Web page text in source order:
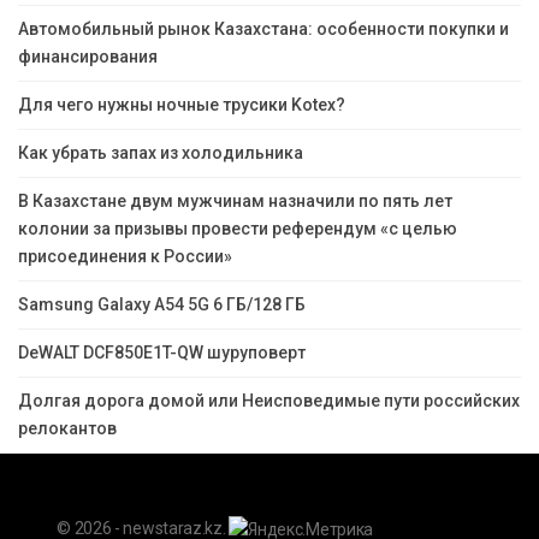
Автомобильный рынок Казахстана: особенности покупки и
финансирования
Для чего нужны ночные трусики Kotex?
Как убрать запах из холодильника
В Казахстане двум мужчинам назначили по пять лет
колонии за призывы провести референдум «с целью
присоединения к России»
Samsung Galaxy A54 5G 6 ГБ/128 ГБ
DeWALT DCF850E1T-QW шуруповерт
Долгая дорога домой или Неисповедимые пути российских
релокантов
© 2026 - newstaraz.kz.